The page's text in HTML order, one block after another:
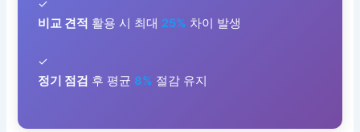
✓
비교 견적 활용 시 최대 25% 차이 발생
✓
정기 점검 후 평균 8% 절감 유지